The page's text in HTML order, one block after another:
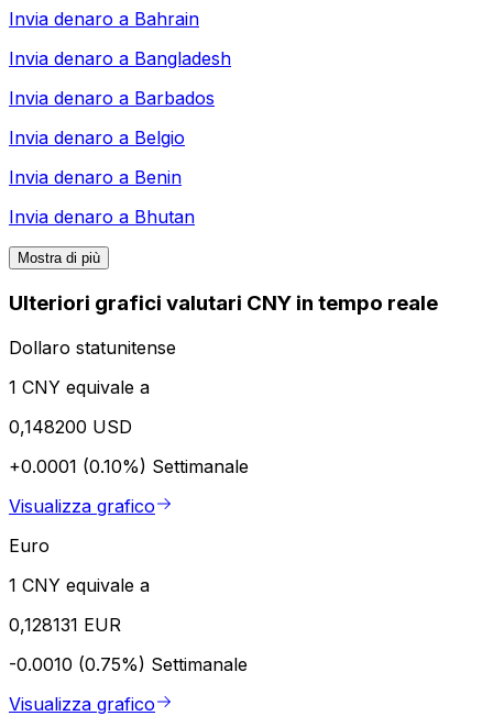
Invia denaro a Bahrain
Invia denaro a Bangladesh
Invia denaro a Barbados
Invia denaro a Belgio
Invia denaro a Benin
Invia denaro a Bhutan
Mostra di più
Ulteriori grafici valutari CNY in tempo reale
Dollaro statunitense
1 CNY equivale a
0,148200 USD
+0.0001 (0.10%) Settimanale
Visualizza grafico
Euro
1 CNY equivale a
0,128131 EUR
-0.0010 (0.75%) Settimanale
Visualizza grafico